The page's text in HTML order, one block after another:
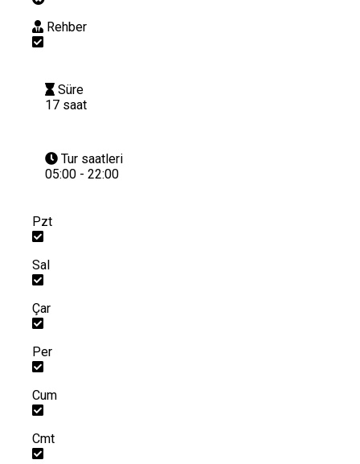
Rehber
Süre
17 saat
Tur saatleri
05:00 - 22:00
Pzt
Sal
Çar
Per
Cum
Cmt